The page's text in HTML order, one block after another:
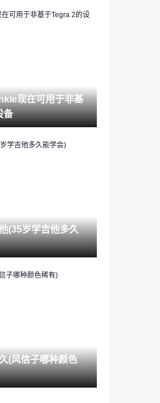
定位吗（如何查找我的i
社交软件起名字)
天浇一次水最合适)
可以恢复吗（手机聊天
复吗）
现在可用于非基
备
(35岁学吉他多久
(风信子哪种颜色